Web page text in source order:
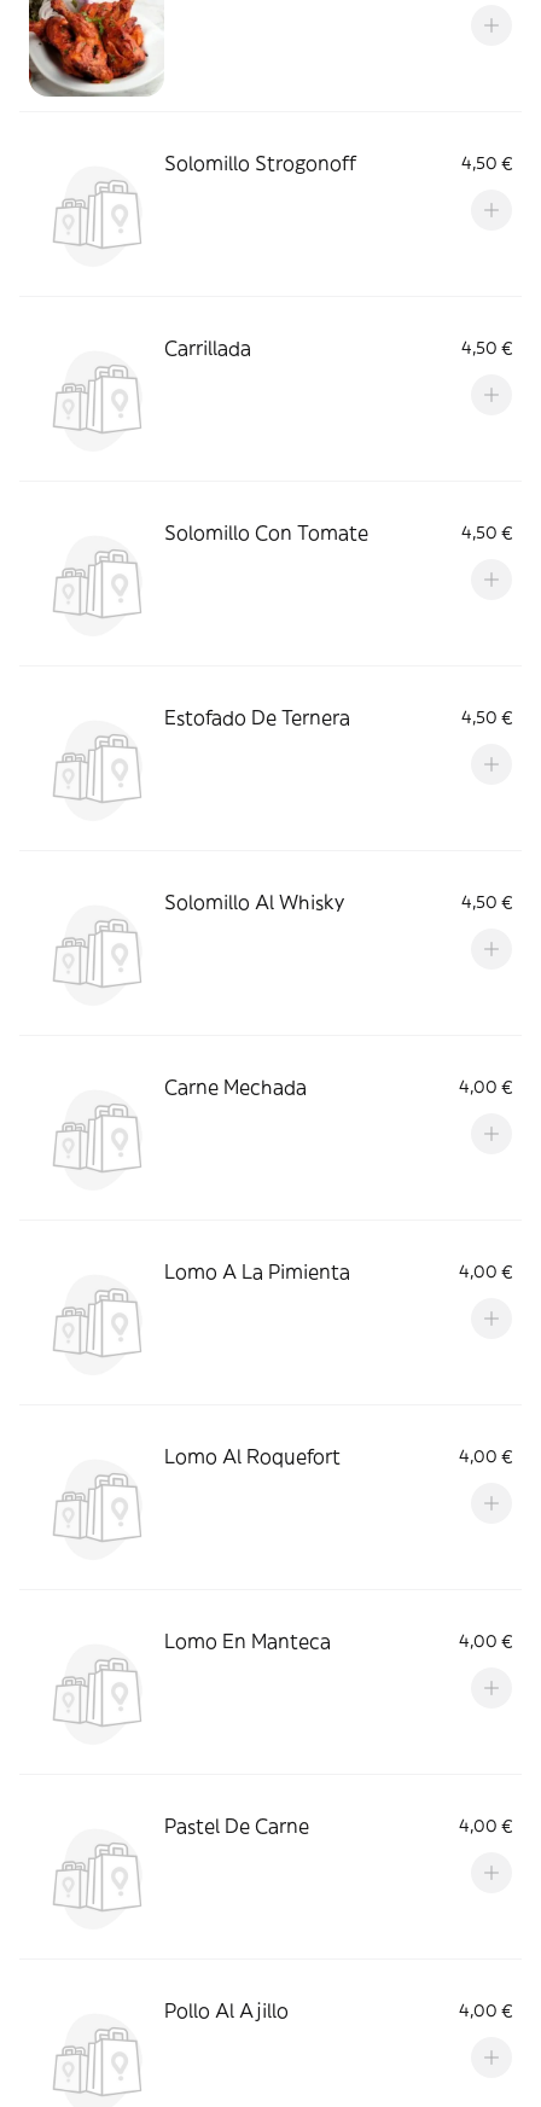
Solomillo Strogonoff 4,50 €
Carrillada 4,50 €
Solomillo Con Tomate 4,50 €
Estofado De Ternera 4,50 €
Solomillo Al Whisky 4,50 €
Carne Mechada 4,00 €
Lomo A La Pimienta 4,00 €
Lomo Al Roquefort 4,00 €
Lomo En Manteca 4,00 €
Pastel De Carne 4,00 €
Pollo Al Ajillo 4,00 €